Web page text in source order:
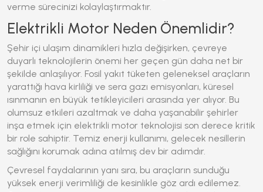
verme sürecinizi kolaylaştırmaktır.
Elektrikli Motor Neden Önemlidir?
Şehir içi ulaşım dinamikleri hızla değişirken, çevreye
duyarlı teknolojilerin önemi her geçen gün daha net bir
şekilde anlaşılıyor. Fosil yakıt tüketen geleneksel araçların
yarattığı hava kirliliği ve sera gazı emisyonları, küresel
ısınmanın en büyük tetikleyicileri arasında yer alıyor. Bu
olumsuz etkileri azaltmak ve daha yaşanabilir şehirler
inşa etmek için elektrikli motor teknolojisi son derece kritik
bir role sahiptir. Temiz enerji kullanımı, gelecek nesillerin
sağlığını korumak adına atılmış dev bir adımdır.
Çevresel faydalarının yanı sıra, bu araçların sunduğu
yüksek enerji verimliliği de kesinlikle göz ardı edilemez.